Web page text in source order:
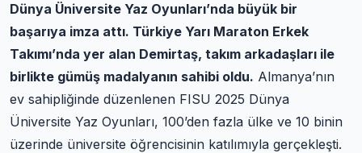
Dünya Üniversite Yaz Oyunları’nda büyük bir
başarıya imza attı. Türkiye Yarı Maraton Erkek
Takımı’nda yer alan Demirtaş, takım arkadaşları ile
birlikte gümüş madalyanın sahibi oldu. Almanya’nın
ev sahipliğinde düzenlenen FISU 2025 Dünya
Üniversite Yaz Oyunları, 100’den fazla ülke ve 10 binin
üzerinde üniversite öğrencisinin katılımıyla gerçekleşti.